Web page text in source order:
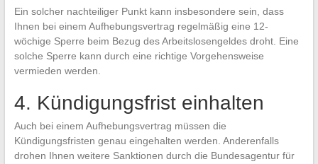
Ein solcher nachteiliger Punkt kann insbesondere sein, dass
Ihnen bei einem Aufhebungsvertrag regelmäßig eine 12-
wöchige Sperre beim Bezug des Arbeitslosengeldes droht. Eine
solche Sperre kann durch eine richtige Vorgehensweise
vermieden werden.
4. Kündigungsfrist einhalten
Auch bei einem Aufhebungsvertrag müssen die
Kündigungsfristen genau eingehalten werden. Anderenfalls
drohen Ihnen weitere Sanktionen durch die Bundesagentur für